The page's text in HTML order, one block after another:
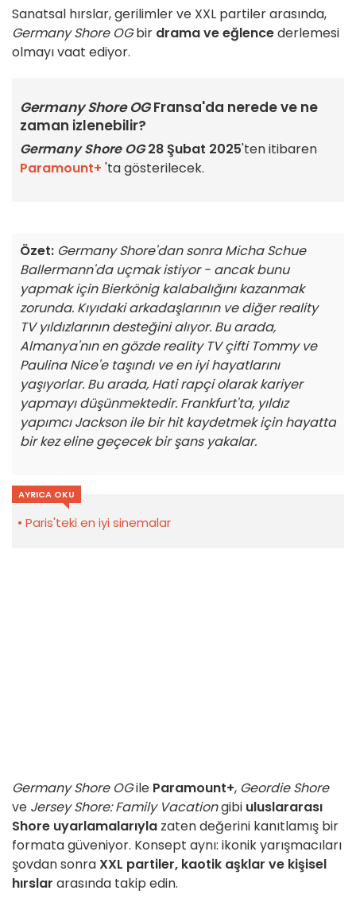
Sanatsal hırslar, gerilimler ve XXL partiler arasında,
Germany Shore OGbir drama ve eğlencederlemesi
olmayı vaat ediyor.
Germany Shore OGFransa'da nerede ve ne
zaman izlenebilir?
Germany Shore OG 28 Şubat 2025'ten itibaren
Paramount+ 'ta gösterilecek.
Özet: Germany Shore'dan sonra Micha Schue
Ballermann'da uçmak istiyor - ancak bunu
yapmak için Bierkönig kalabalığını kazanmak
zorunda. Kıyıdaki arkadaşlarının ve diğer reality
TV yıldızlarının desteğini alıyor. Bu arada,
Almanya'nın en gözde reality TV çifti Tommy ve
Paulina Nice'e taşındı ve en iyi hayatlarını
yaşıyorlar. Bu arada, Hati rapçi olarak kariyer
yapmayı düşünmektedir. Frankfurt'ta, yıldız
yapımcı Jackson ile bir hit kaydetmek için hayatta
bir kez eline geçecek bir şans yakalar.
AYRICA OKU
Paris'teki en iyi sinemalar
Germany Shore OGile Paramount+, Geordie Shore
ve Jersey Shore: Family Vacationgibi uluslararası
Shore uyarlamalarıyla zaten değerini kanıtlamış bir
formata güveniyor. Konsept aynı: ikonik yarışmacıları
şovdan sonraXXL partiler, kaotik aşklar ve kişisel
hırslar arasında takip edin.